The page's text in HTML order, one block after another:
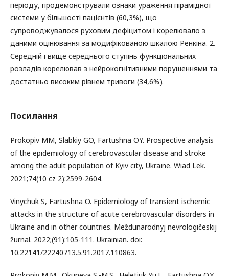
періоду, продемонстрували ознаки ураження пірамідної
системи у більшості пацієнтів (60,3%), що
супроводжувалося руховим дефіцитом і корелювало з
даними оцінювання за модифікованою шкалою Ренкіна. 2.
Середній і вище середнього ступінь функціональних
розладів корелював з нейрокогнітивними порушеннями та
достатньо високим рівнем тривоги (34,6%).
Посилання
Prokopiv MM, Slabkiy GO, Fartushna OY. Prospective analysis
of the epidemiology of cerebrovascular disease and stroke
among the adult population of Kyiv city, Ukraine. Wiad Lek.
2021;74(10 cz 2):2599-2604.
Vinychuk S, Fartushna O. Epidemiology of transient ischemic
attacks in the structure of acute cerebrovascular disorders in
Ukraine and in other countries. Meždunarodnyj nevrologičeskij
žurnal. 2022;(91):105-111. Ukrainian. doi:
10.22141/22240713.5.91.2017.110863.